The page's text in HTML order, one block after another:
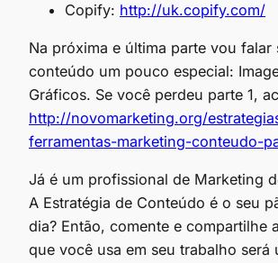
Copify: http://uk.copify.com/
Na próxima e última parte vou falar
conteúdo um pouco especial:
Gráficos. Se você perdeu parte 1,
http://novomarketing.org/
ferramentas-marketing-conteudo-
Já é um profissional de Marketing
A Estratégia de Conteúdo é o seu
dia? Então, comente e compartilhe
que você usa em seu trabalho será